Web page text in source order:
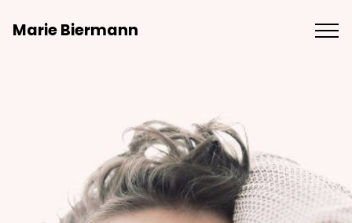
Marie Biermann